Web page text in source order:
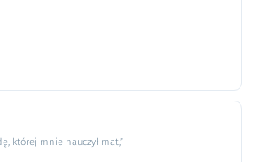
której mnie nauczył mat,”